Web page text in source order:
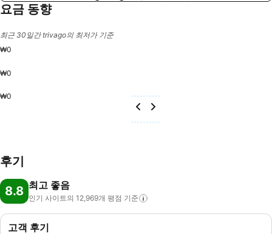
요금 동향
최근 30일간 trivago의 최저가 기준
₩0
₩0
₩0
후기
8.8 최고 좋음
인기 사이트의 12,969개 평점 기준
고객 후기